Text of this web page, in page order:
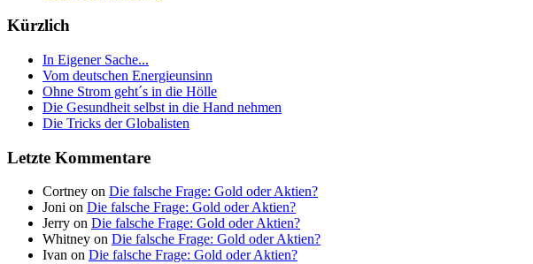
Kürzlich
In Eigener Sache...
Vom deutschen Energieunsinn
Ohne Strom geht´s in die Hölle
Die Gesundheit selbst in die Hand nehmen
Die Tricks der Globalisten
Letzte Kommentare
Cortney on Die falsche Frage: Gold oder Aktien?
Joni on Die falsche Frage: Gold oder Aktien?
Jerry on Die falsche Frage: Gold oder Aktien?
Whitney on Die falsche Frage: Gold oder Aktien?
Ivan on Die falsche Frage: Gold oder Aktien?